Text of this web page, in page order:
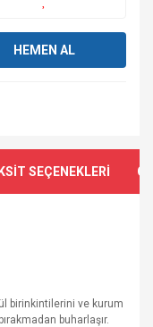
HEMEN AL
SEÇENEKLERİ
birinkintilerini ve kurum
buharlaşır.